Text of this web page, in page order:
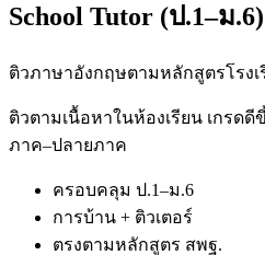
School Tutor (ป.1–ม.6)
ติวภาษาอังกฤษตามหลักสูตรโรงเ
ติวตามเนื้อหาในห้องเรียน เกรด
ภาค–ปลายภาค
ครอบคลุม ป.1–ม.6
การบ้าน + ติวเตอร์
ตรงตามหลักสูตร สพฐ.